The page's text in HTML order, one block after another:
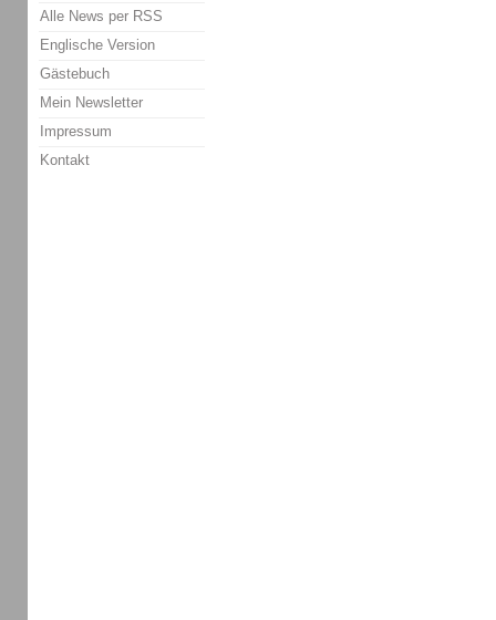
Alle News per RSS
Englische Version
Gästebuch
Mein Newsletter
Impressum
Kontakt